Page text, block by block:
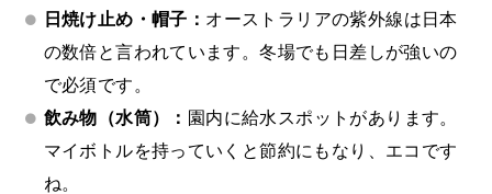
日焼け止め・帽子： オーストラリアの紫外線は日本
の数倍と言われています。冬場でも日差しが強いの
で必須です。
飲み物（水筒）： 園内に給水スポットがあります。
マイボトルを持っていくと節約にもなり、エコです
ね。